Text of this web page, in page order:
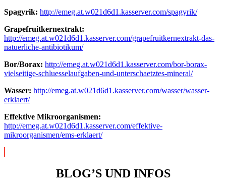
Spagyrik: http://emeg.at.w021d6d1.kasserver.com/spagyrik/
Grapefruitkernextrakt:
http://emeg.at.w021d6d1.kasserver.com/grapefruitkernextrakt-das-
natuerliche-antibiotikum/
Bor/Borax: http://emeg.at.w021d6d1.kasserver.com/bor-borax-
vielseitige-schluesselaufgaben-und-unterschaetztes-mineral/
Wasser: http://emeg.at.w021d6d1.kasserver.com/wasser/wasser-
erklaert/
Effektive Mikroorganismen:
http://emeg.at.w021d6d1.kasserver.com/effektive-
mikroorganismen/ems-erklaert/
BLOG’S UND INFOS